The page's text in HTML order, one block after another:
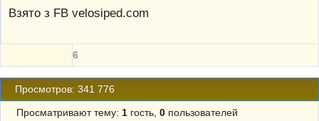
Взято з FB velosiped.com
6
Просмотров: 341 776
Просматривают тему: 1гость, 0пользователей